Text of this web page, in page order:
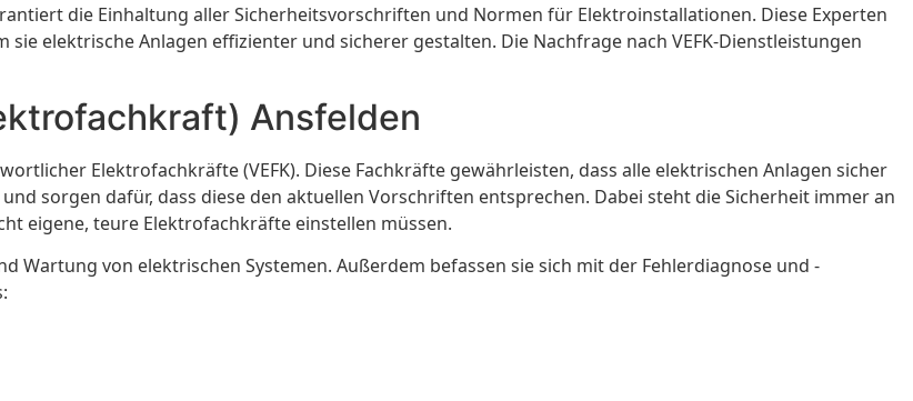
die Einhaltung aller Sicherheitsvorschriften und Normen für Elektroinstallationen. Diese Experten
elektrische Anlagen effizienter und sicherer gestalten. Die Nachfrage nach VEFK-Dienstleistungen
Ansfelden
Elektrofachkräfte (VEFK). Diese Fachkräfte gewährleisten, dass alle elektrischen Anlagen sicher
sorgen dafür, dass diese den aktuellen Vorschriften entsprechen. Dabei steht die Sicherheit immer an
eigene, teure Elektrofachkräfte einstellen müssen.
Wartung von elektrischen Systemen. Außerdem befassen sie sich mit der Fehlerdiagnose und -